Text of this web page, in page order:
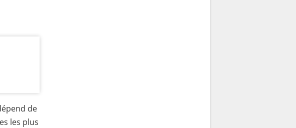
de
les plus